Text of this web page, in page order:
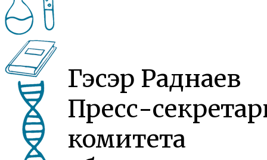
Гэсэр Раднаев
Пресс-
комитета